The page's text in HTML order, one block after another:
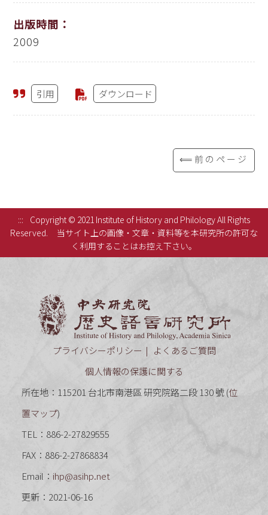
出版時間：
2009
引用 ダウンロード
⟸前のページ
:::
Copyright © 2021 Institute of History and Philology All Rights
Reserved.
当サイト上の画像・文章・資料等を本研究所の許可な
く利用することはお控え下さい。
プライバシーポリシー
よくあるご質問
個人情報の保護に関する
所在地：115201 台北市南港區 研究院路二段 130 號 (位
置マップ)
TEL：886-2-27829555
FAX：886-2-27868834
Email： ihp@asihp.net
更新：2021-06-16